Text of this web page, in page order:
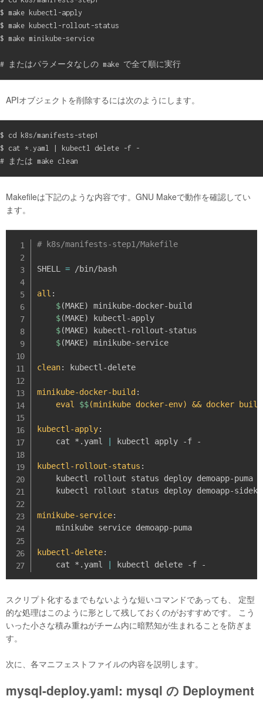
$ make kubectl-apply
$ make kubectl-rollout-status
$ make minikube-service
APIオブジェクトを削除するには次のようにします。
$ cd k8s/manifests-step1
$ cat *.yaml | kubectl delete -f -
Makefileは下記のような内容です。GNU Makeで動作を確認してい
ます。
# k8s/manifests-step1/Makefile
SHELL = /bin/bash
all :
$(MAKE)
minikube-docker-build
$(MAKE)
kubectl-apply
$(MAKE)
kubectl-rollout-status
$(MAKE) minikube-service
clean: kubectl-delete
minikube-docker-build:
    eval
$$(minikube docker-env) && docker
kubectl-apply:
    cat *.yaml
| kubectl apply -f -
kubectl-rollout-status :
    kubectl rollout status deploy demoapp-puma
kubectl rollout status deploy demoapp-
minikube-service:
    minikube service demoapp-puma
kubectl-delete:
    cat *.yaml
|
スクリプト化するまでもないような短いコマンドであっても、 定型
的な処理はこのように形として残しておくのがおすすめです。 こう
いった小さな積み重ねがチーム内に暗黙知が生まれることを防ぎま
す。
次に、各マニフェストファイルの内容を説明します。
mysql-deploy.yaml: mysql の Deployment